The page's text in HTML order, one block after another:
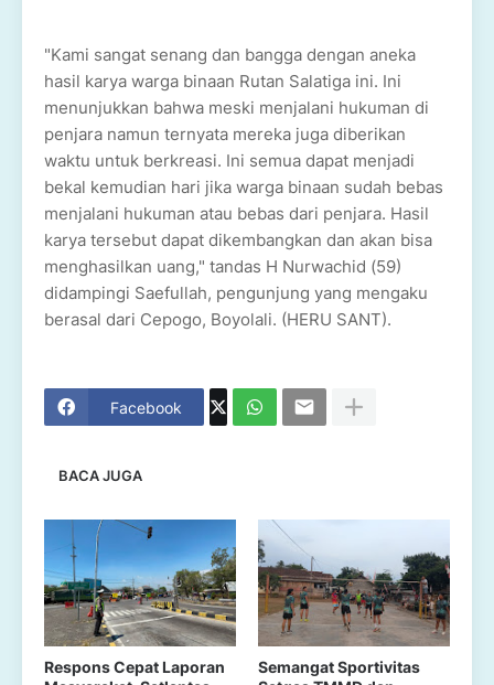
"Kami sangat senang dan bangga dengan aneka
hasil karya warga binaan Rutan Salatiga ini. Ini
menunjukkan bahwa meski menjalani hukuman di
penjara namun ternyata mereka juga diberikan
waktu untuk berkreasi. Ini semua dapat menjadi
bekal kemudian hari jika warga binaan sudah bebas
menjalani hukuman atau bebas dari penjara. Hasil
karya tersebut dapat dikembangkan dan akan bisa
menghasilkan uang," tandas H Nurwachid (59)
didampingi Saefullah, pengunjung yang mengaku
berasal dari Cepogo, Boyolali. (HERU SANT).
Facebook
BACA JUGA
Respons Cepat Laporan
Semangat Sportivitas